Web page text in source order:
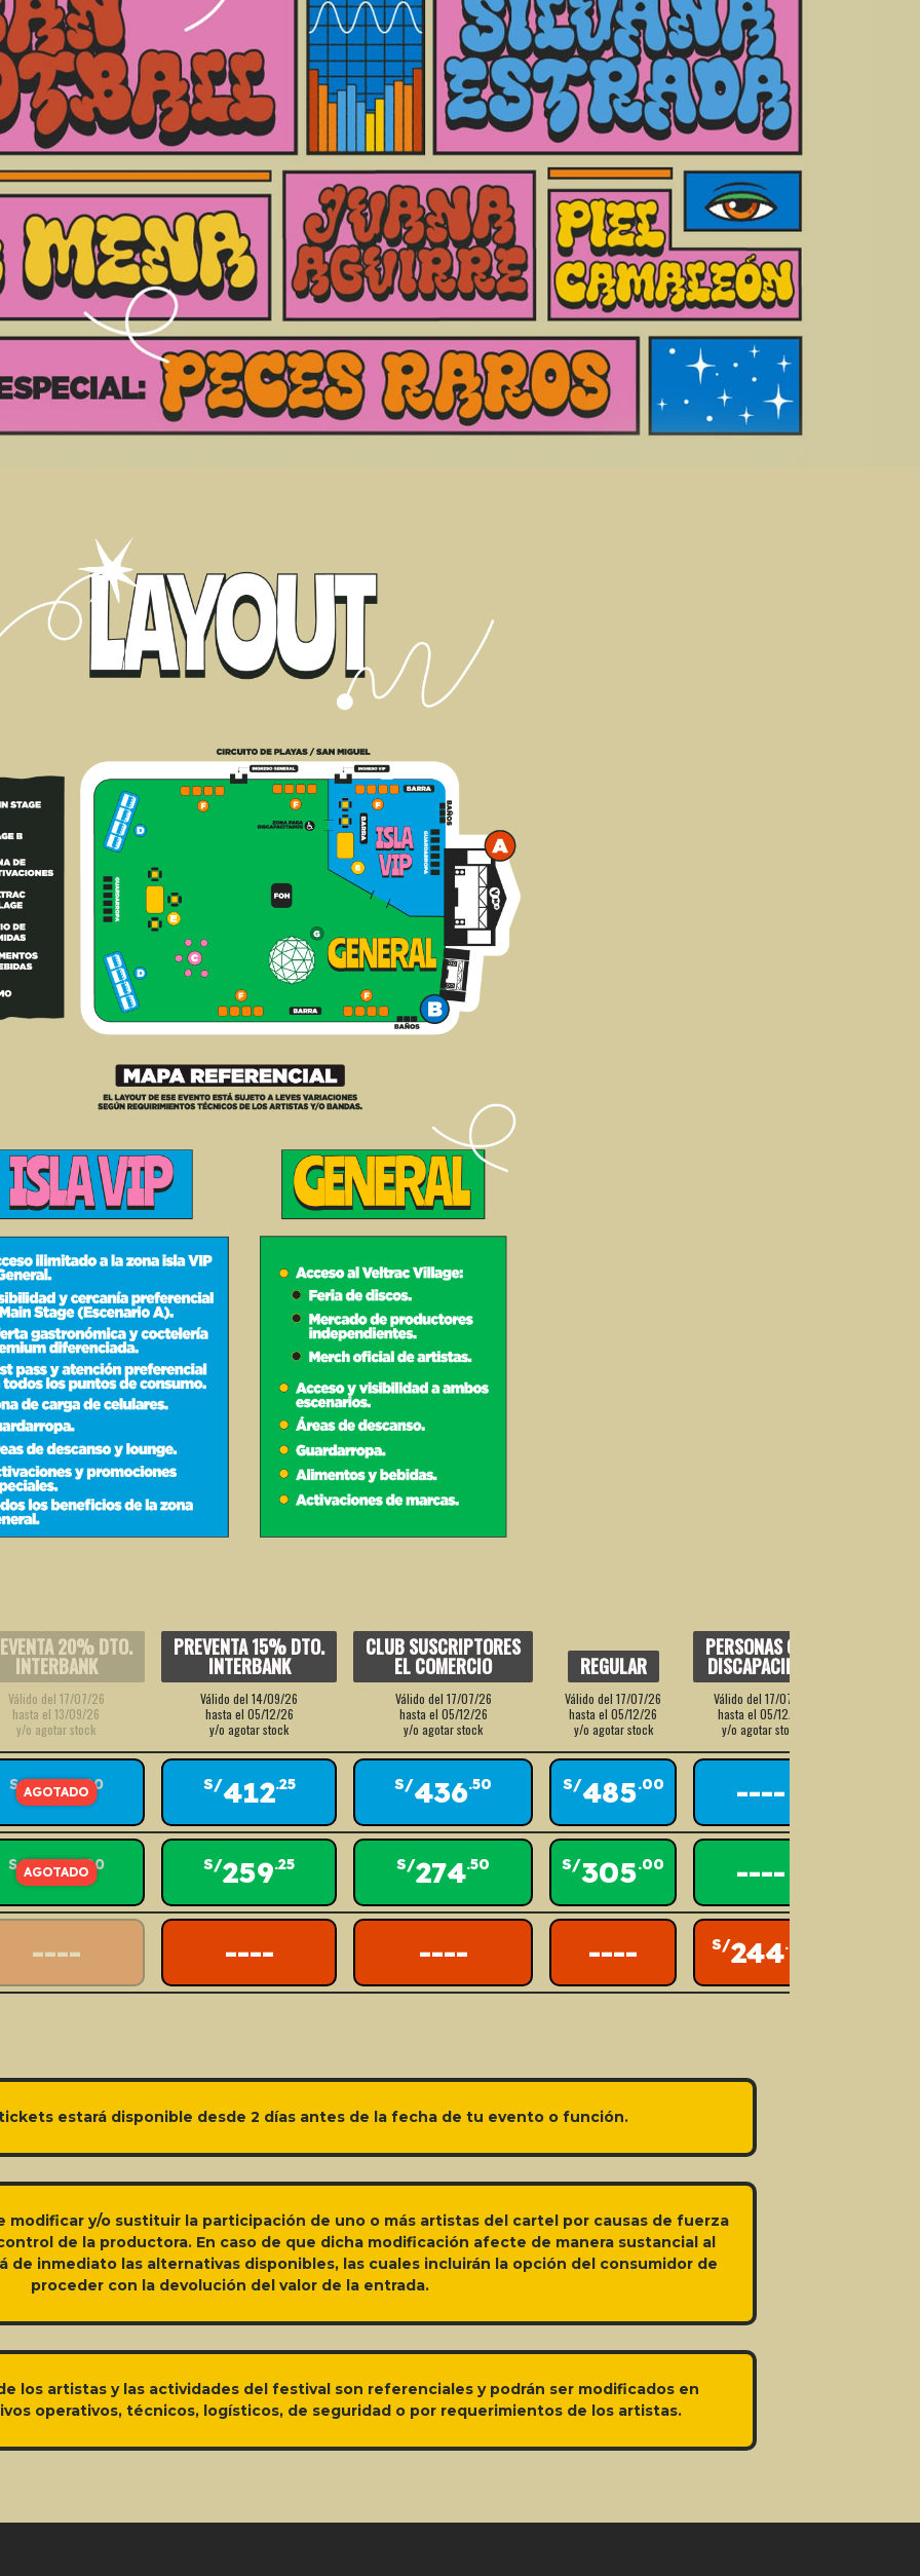
20% DTO.
INTERBANK
Válido del 17/07/26
hasta el 13/09/26
y/o agotar stock
PREVENTA 15% DTO.
INTERBANK
Válido del 14/09/26
hasta el 05/12/26
y/o agotar stock
CLUB SUSCRIPTORES
EL COMERCIO
Válido del 17/07/26
hasta el 05/12/26
y/o agotar stock
REGULAR
Válido del 17/07/26
hasta el 05/12/26
y/o agotar stock
PERSONAS CON
DISCAPACIDAD
Válido del 17/07/26
hasta el 05/12/26
y/o agotar stock
S/388.00 S/412.25 S/436.50 S/485.00 ----
S/244.00 S/259.25 S/274.50 S/305.00 ----
---- ---- ---- ---- S/244.00
estará disponible desde 2 días antes de la fecha de tu evento o función.
modificar y/o sustituir la participación de uno o más artistas del cartel por causas de fuerza
de la productora. En caso de que dicha modificación afecte de manera sustancial al
de inmediato las alternativas disponibles, las cuales incluirán la opción del consumidor de
proceder con la devolución del valor de la entrada.
los artistas y las actividades del festival son referenciales y podrán ser modificados en
operativos, técnicos, logísticos, de seguridad o por requerimientos de los artistas.